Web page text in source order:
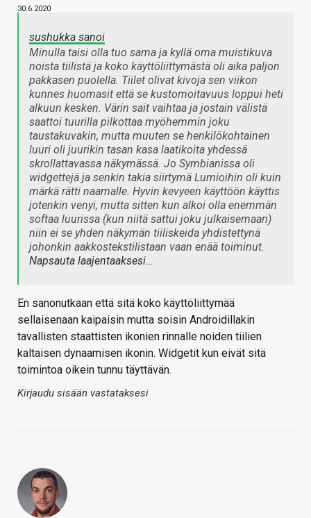
30.6.2020
sushukka sanoi
Minulla taisi olla tuo sama ja kyllä oma muistikuva
noista tiilistä ja koko käyttöliittymästä oli aika paljon
pakkasen puolella. Tiilet olivat kivoja sen viikon
kunnes huomasit että se kustomoitavuus loppui heti
alkuun kesken. Värin sait vaihtaa ja jostain välistä
saattoi tuurilla pilkottaa myöhemmin joku
taustakuvakin, mutta muuten se henkilökohtainen
luuri oli juurikin tasan kasa laatikoita yhdessä
skrollattavassa näkymässä. Jo Symbianissa oli
widgettejä ja senkin takia siirtymä Lumioihin oli kuin
märkä rätti naamalle. Hyvin kevyeen käyttöön käyttis
jotenkin venyi, mutta sitten kun alkoi olla enemmän
softaa luurissa (kun niitä sattui joku julkaisemaan)
niin ei se yhden näkymän tiiliskeida yhdistettynä
johonkin aakkostekstilistaan vaan enää toiminut.
Napsauta laajentaaksesi…
En sanonutkaan että sitä koko käyttöliittymää
sellaisenaan kaipaisin mutta soisin Androidillakin
tavallisten staattisten ikonien rinnalle noiden tiilien
kaltaisen dynaamisen ikonin. Widgetit kun eivät sitä
toimintoa oikein tunnu täyttävän.
Kirjaudu sisään vastataksesi